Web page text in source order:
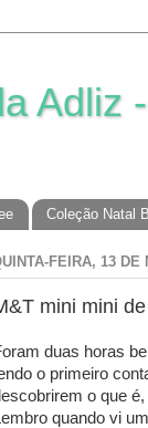
Adliz
Coleção Natal
FEIRA, 13 DE
mini mini
duas horas
o primeiro
o que
quando vi